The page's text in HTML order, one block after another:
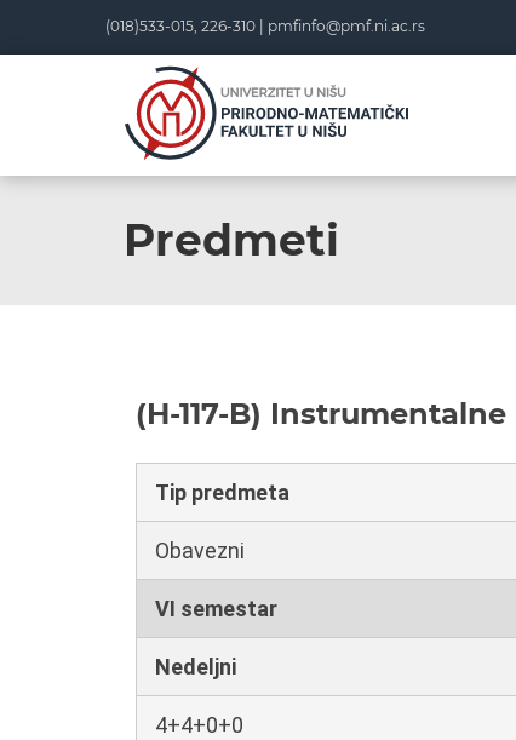
(018)533-015, 226-310 | pmfinfo@pmf.ni.ac.rs
Predmeti
(H-117-B)
Tip predmeta
Obavezni
VI semestar
Nedeljni
4+4+0+0